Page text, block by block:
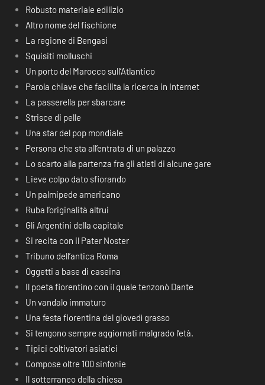
Robusto materiale edilizio
Altro nome del fischione
La regione di Bengasi
Squisiti molluschi
Un porto del Marocco sull’Atlantico
Parola chiave che facilita la ricerca in Internet
La passerella per sbarcare
Strisce di pelle
Una star del pop mondiale
Persona che sta all’entrata di un palazzo
Lo scarto alla partenza fra gli atleti di alcune gare
Lieve colpo dato sfiorando
Un palmipede americano
Ruba l’originalità altrui
Gli Argentini della capitale
Si recita con il Pater Noster
Tribuno dell’antica Roma
Oggetti a base di caseina
Il poeta fiorentino con il quale tenzonò Dante
Un vandalo immaturo
Una festa fiorentina del giovedì grasso
Si tengono sempre aggiornati malgrado l’età.
Tipici coltivatori asiatici
Compose oltre 100 sinfonie
Il sotterraneo della chiesa